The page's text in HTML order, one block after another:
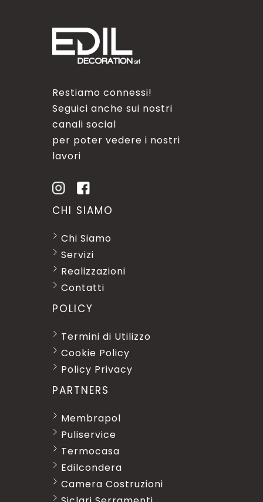
Restiamo connessi!
Seguici anche sui nostri
canali social
per poter vedere i nostri
lavori
CHI SIAMO
Chi Siamo
Servizi
Realizzazioni
Contatti
POLICY
Termini di Utilizzo
Cookie Policy
Policy Privacy
PARTNERS
Membrapol
Puliservice
Termocasa
Edilcondera
Camera Costruzioni